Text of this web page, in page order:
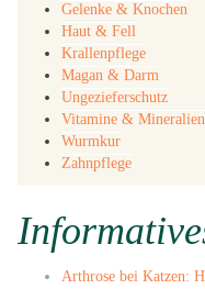
Gelenke & Knochen
Haut & Fell
Krallenpflege
Magan & Darm
Ungezieferschutz
Vitamine & Mineralien
Wurmkur
Zahnpflege
Arthrose bei Katzen: